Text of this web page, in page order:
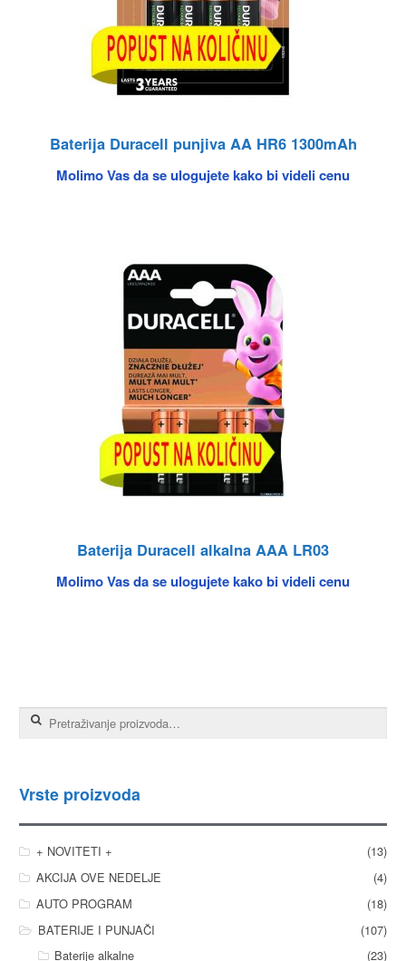
Baterija Duracell punjiva AA HR6 1300mAh
Molimo Vas da se ulogujete kako bi videli cenu
Baterija Duracell alkalna AAA LR03
Molimo Vas da se ulogujete kako bi videli cenu
Pretraga za:
Vrste proizvoda
+ NOVITETI +
(13)
AKCIJA OVE NEDELJE
(4)
AUTO PROGRAM
(18)
BATERIJE I PUNJAČI
(107)
Baterije alkalne
(23)